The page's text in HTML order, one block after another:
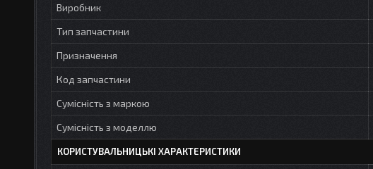
Виробник
Тип запчастини
Призначення
Код запчастини
Сумісність з маркою
Сумісність з моделлю
КОРИСТУВАЛЬНИЦЬКІ ХАРАКТЕРИСТИКИ